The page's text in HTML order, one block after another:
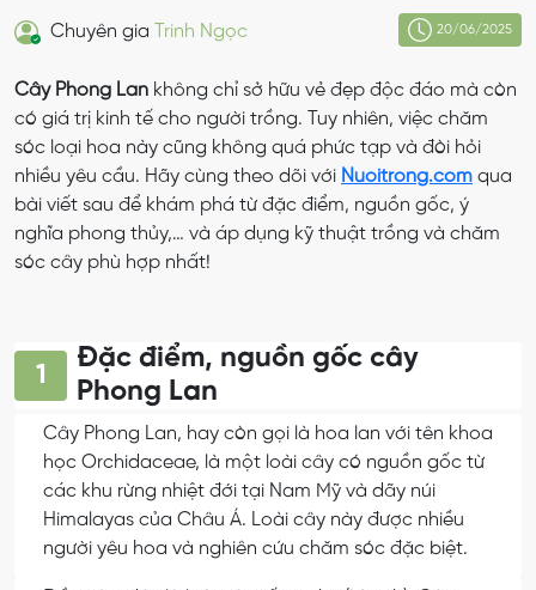
Chuyên gia Trinh Ngọc 20/06/2025
Cây Phong Lan không chỉ sở hữu vẻ đẹp độc đáo mà còn
có giá trị kinh tế cho người trồng. Tuy nhiên, việc chăm
sóc loại hoa này cũng không quá phức tạp và đòi hỏi
nhiều yêu cầu. Hãy cùng theo dõi với Nuoitrong.com qua
bài viết sau để khám phá từ đặc điểm, nguồn gốc, ý
nghĩa phong thủy,… và áp dụng kỹ thuật trồng và chăm
sóc cây phù hợp nhất!
1
Đặc điểm, nguồn gốc cây
Phong Lan
Cây Phong Lan, hay còn gọi là hoa lan với tên khoa
học Orchidaceae, là một loài cây có nguồn gốc từ
các khu rừng nhiệt đới tại Nam Mỹ và dãy núi
Himalayas của Châu Á. Loài cây này được nhiều
người yêu hoa và nghiên cứu chăm sóc đặc biệt.